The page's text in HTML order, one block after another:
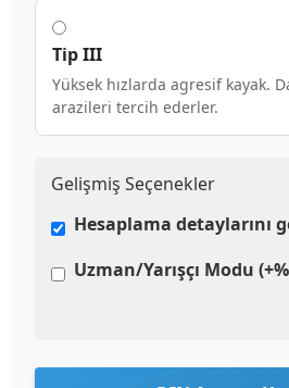
Tip III
Yüksek hızlarda agresif kayak.
arazileri tercih ederler.
Gelişmiş Seçenekler
Hesaplama detaylarını
Uzman/Yarışçı Modu